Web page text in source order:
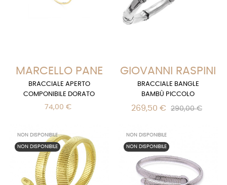
MARCELLO PANE
BRACCIALE APERTO
COMPONIBILE DORATO
74,00 €
GIOVANNI RASPINI
BRACCIALE BANGLE
BAMBÙ PICCOLO
269,50 € 290,00 €
NON DISPONIBILE
NON DISPONIBILE
NON DISPONIBILE
NON DISPONIBILE